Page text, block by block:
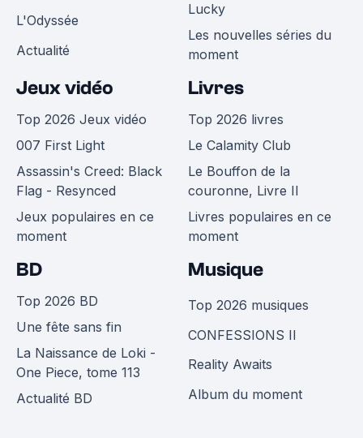
L'Odyssée
Actualité
Lucky
Les nouvelles séries du
moment
Jeux vidéo
Top 2026 Jeux vidéo
007 First Light
Assassin's Creed: Black
Flag - Resynced
Jeux populaires en ce
moment
Livres
Top 2026 livres
Le Calamity Club
Le Bouffon de la
couronne, Livre II
Livres populaires en ce
moment
BD
Top 2026 BD
Une fête sans fin
La Naissance de Loki -
One Piece, tome 113
Actualité BD
Musique
Top 2026 musiques
CONFESSIONS II
Reality Awaits
Album du moment